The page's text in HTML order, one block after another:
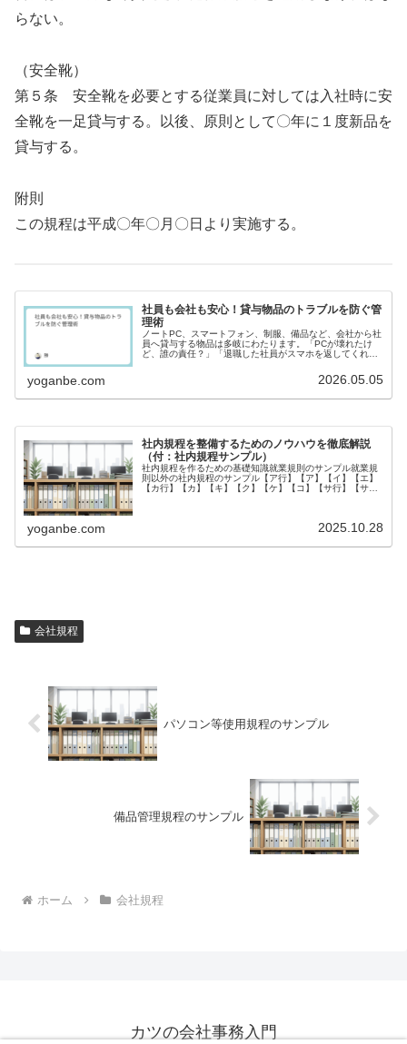
らない。
（安全靴）
第５条 安全靴を必要とする従業員に対しては入社時に安
全靴を一足貸与する。以後、原則として〇年に１度新品を
貸与する。
附則
この規程は平成〇年〇月〇日より実施する。
社員も会社も安心！貸与物品のトラブルを防ぐ管
理術
ノートPC、スマートフォン、制服、備品など、会社から社
員へ貸与する物品は多岐にわたります。「PCが壊れたけ
ど、誰の責任？」「退職した社員がスマホを返してくれな
yoganbe.com 2026.05.05
社内規程を整備するためのノウハウを徹底解説
（付：社内規程サンプル）
社内規程を作るための基礎知識就業規則のサンプル就業規
則以外の社内規程のサンプル【ア行】【ア】【イ】【エ】
【カ行】【カ】【キ】【ク】【ケ】【コ】【サ行】【サ】
yoganbe.com 2025.10.28
会社規程
パソコン等使用規程のサンプル
備品管理規程のサンプル
ホーム 会社規程
カツの会社事務入門